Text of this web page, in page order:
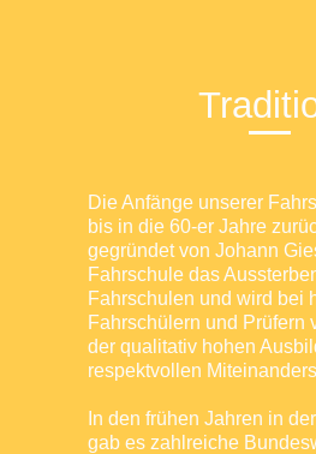
Die Anfänge unserer
bis in die 60-er Jahre
gegründet von Johann
Fahrschule das
Fahrschulen und wird bei
Fahrschülern und Prüfern
der qualitativ hohen
respektvollen
In den frühen Jahren in
gab es zahlreiche